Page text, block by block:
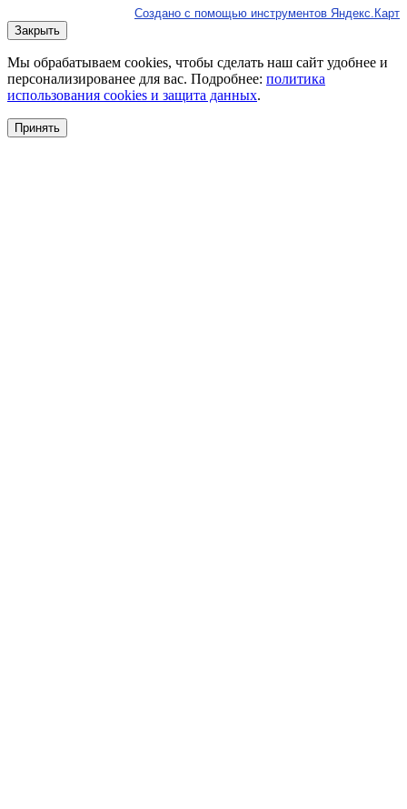
Создано с помощью инструментов Яндекс.Карт
Закрыть
Мы обрабатываем cookies, чтобы сделать наш сайт удобнее и
персонализированее для вас. Подробнее: политика
использования cookies и защита данных.
Принять